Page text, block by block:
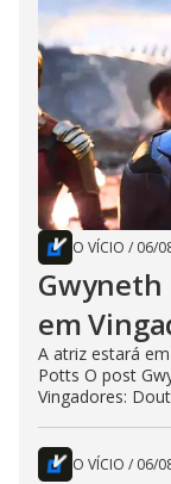
O VÍCIO / 06/
em
A atriz estará
Potts O post
Vingadores:
O VÍCIO / 06/